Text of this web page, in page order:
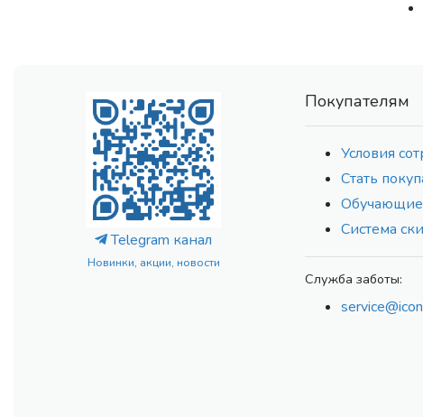
Telegram канал
Новинки, акции, новости
Покупателям
Условия
Стать
Система
Служба заботы: